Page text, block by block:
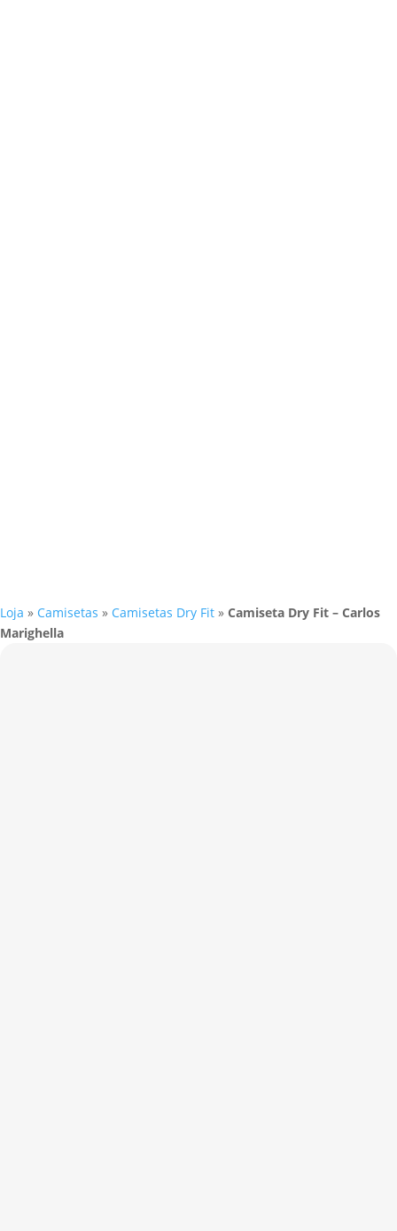
Loja » Camisetas » Camisetas Dry Fit » Camiseta Dry Fit – Carlos
Marighella